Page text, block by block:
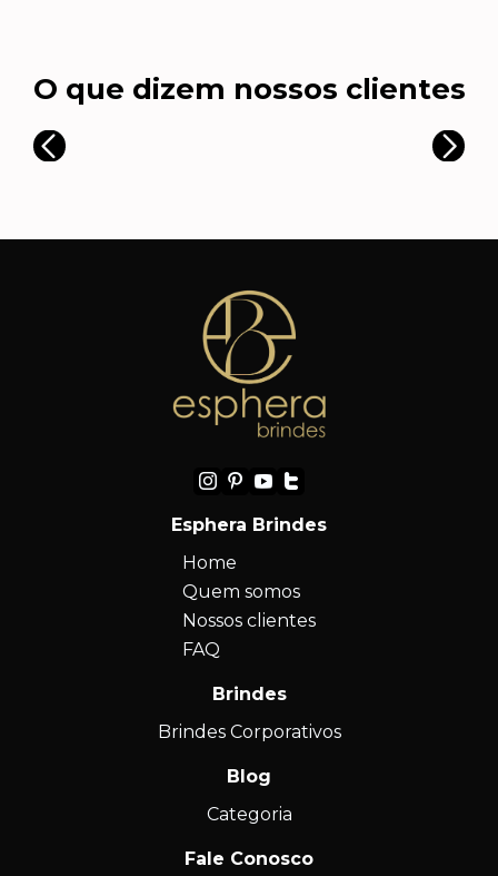
O que dizem nossos clientes
Esphera Brindes
Home
Quem somos
Nossos clientes
FAQ
Brindes
Brindes Corporativos
Blog
Categoria
Fale Conosco